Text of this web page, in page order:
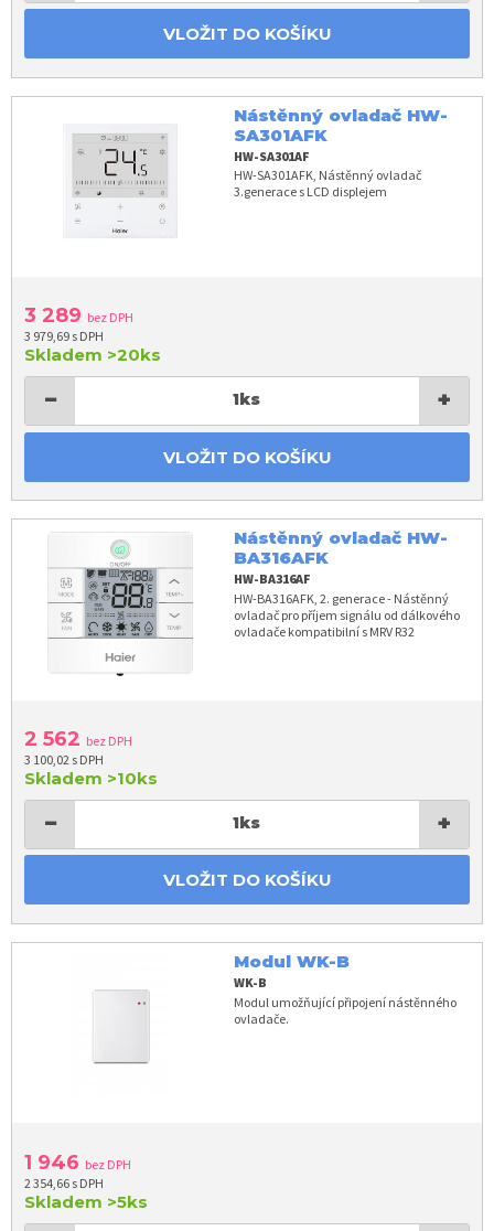
VLOŽIT DO KOŠÍKU
Nástěnný ovladač HW-
SA301AFK
HW-SA301AF
HW-SA301AFK, Nástěnný ovladač
3.generace s LCD displejem
3 289 bez DPH
3 979,69 s DPH
Skladem >20ks
− 1ks +
VLOŽIT DO KOŠÍKU
Nástěnný ovladač HW-
BA316AFK
HW-BA316AF
HW-BA316AFK, 2. generace - Nástěnný
ovladač pro příjem signálu od dálkového
ovladače kompatibilní s MRV R32
2 562 bez DPH
3 100,02 s DPH
Skladem >10ks
− 1ks +
VLOŽIT DO KOŠÍKU
Modul WK-B
WK-B
Modul umožňující připojení nástěnného
ovladače.
1 946 bez DPH
2 354,66 s DPH
Skladem >5ks